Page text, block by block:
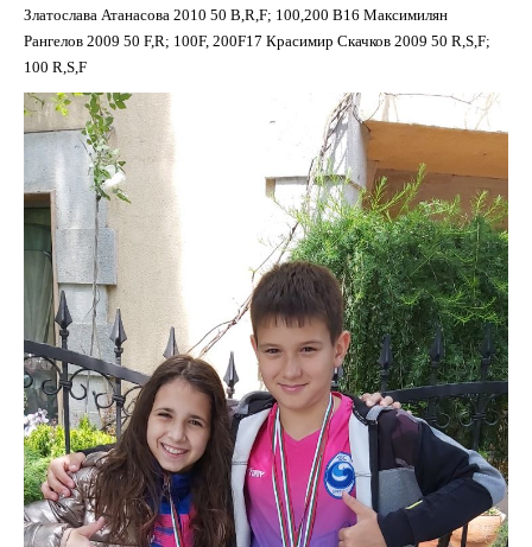
Златослава Атанасова 2010 50 B,R,F; 100,200 B16 Максимилян
Рангелов 2009 50 F,R; 100F, 200F17 Красимир Скачков 2009 50 R,S,F;
100 R,S,F